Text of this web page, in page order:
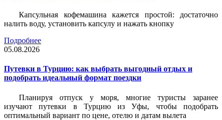
Капсульная кофемашина кажется простой: достаточно
налить воду, установить капсулу и нажать кнопку
Подробнее
05.08.2026
Путевки в Турцию: как выбрать выгодный отдых и
подобрать идеальный формат поездки
Планируя отпуск у моря, многие туристы заранее
изучают путевки в Турцию из Уфы, чтобы подобрать
оптимальный вариант по цене, отелю и датам вылета